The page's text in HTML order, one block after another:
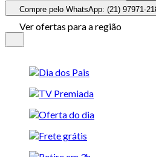
Compre pelo WhatsApp: (21) 97971-
Ver ofertas para a região